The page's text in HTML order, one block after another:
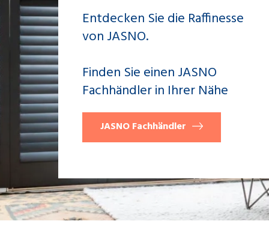
Entdecken Sie die Raffinesse
von JASNO.
Finden Sie einen JASNO
Fachhändler in Ihrer Nähe
JASNO Fachhändler